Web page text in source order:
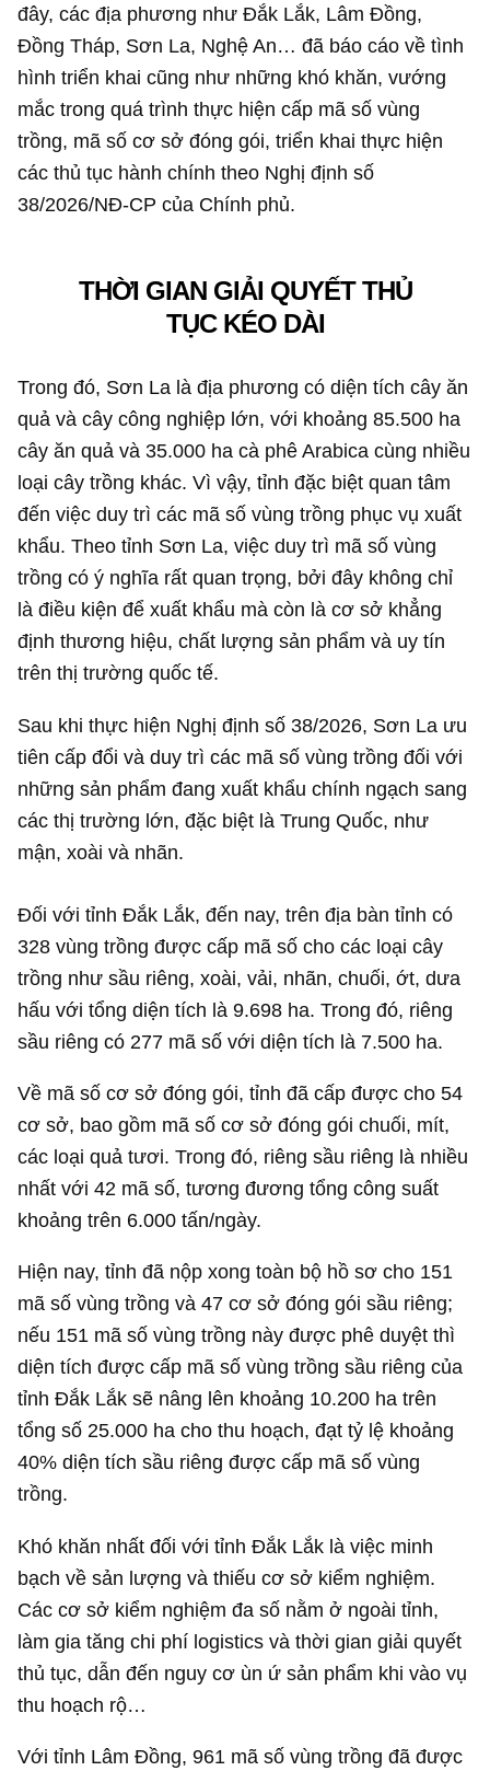
đây, các địa phương như Đắk Lắk, Lâm Đồng,
Đồng Tháp, Sơn La, Nghệ An… đã báo cáo về tình
hình triển khai cũng như những khó khăn, vướng
mắc trong quá trình thực hiện cấp mã số vùng
trồng, mã số cơ sở đóng gói, triển khai thực hiện
các thủ tục hành chính theo Nghị định số
38/2026/NĐ-CP của Chính phủ.
THỜI GIAN GIẢI QUYẾT THỦ
TỤC KÉO DÀI
Trong đó, Sơn La là địa phương có diện tích cây ăn
quả và cây công nghiệp lớn, với khoảng 85.500 ha
cây ăn quả và 35.000 ha cà phê Arabica cùng nhiều
loại cây trồng khác. Vì vậy, tỉnh đặc biệt quan tâm
đến việc duy trì các mã số vùng trồng phục vụ xuất
khẩu. Theo tỉnh Sơn La, việc duy trì mã số vùng
trồng có ý nghĩa rất quan trọng, bởi đây không chỉ
là điều kiện để xuất khẩu mà còn là cơ sở khẳng
định thương hiệu, chất lượng sản phẩm và uy tín
trên thị trường quốc tế.
Sau khi thực hiện Nghị định số 38/2026, Sơn La ưu
tiên cấp đổi và duy trì các mã số vùng trồng đối với
những sản phẩm đang xuất khẩu chính ngạch sang
các thị trường lớn, đặc biệt là Trung Quốc, như
mận, xoài và nhãn.
Đối với tỉnh Đắk Lắk, đến nay, trên địa bàn tỉnh có
328 vùng trồng được cấp mã số cho các loại cây
trồng như sầu riêng, xoài, vải, nhãn, chuối, ớt, dưa
hấu với tổng diện tích là 9.698 ha. Trong đó, riêng
sầu riêng có 277 mã số với diện tích là 7.500 ha.
Về mã số cơ sở đóng gói, tỉnh đã cấp được cho 54
cơ sở, bao gồm mã số cơ sở đóng gói chuối, mít,
các loại quả tươi. Trong đó, riêng sầu riêng là nhiều
nhất với 42 mã số, tương đương tổng công suất
khoảng trên 6.000 tấn/ngày.
Hiện nay, tỉnh đã nộp xong toàn bộ hồ sơ cho 151
mã số vùng trồng và 47 cơ sở đóng gói sầu riêng;
nếu 151 mã số vùng trồng này được phê duyệt thì
diện tích được cấp mã số vùng trồng sầu riêng của
tỉnh Đắk Lắk sẽ nâng lên khoảng 10.200 ha trên
tổng số 25.000 ha cho thu hoạch, đạt tỷ lệ khoảng
40% diện tích sầu riêng được cấp mã số vùng
trồng.
Khó khăn nhất đối với tỉnh Đắk Lắk là việc minh
bạch về sản lượng và thiếu cơ sở kiểm nghiệm.
Các cơ sở kiểm nghiệm đa số nằm ở ngoài tỉnh,
làm gia tăng chi phí logistics và thời gian giải quyết
thủ tục, dẫn đến nguy cơ ùn ứ sản phẩm khi vào vụ
thu hoạch rộ…
Với tỉnh Lâm Đồng, 961 mã số vùng trồng đã được